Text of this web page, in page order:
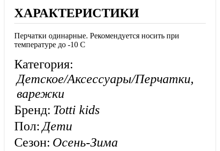
ХАРАКТЕРИСТИКИ
Перчатки одинарные. Рекомендуется носить при
температуре до -10 С
Категория:
Детское/Аксессуары/Перчатки,
варежки
Бренд: Totti kids
Пол: Дети
Сезон: Осень-Зима